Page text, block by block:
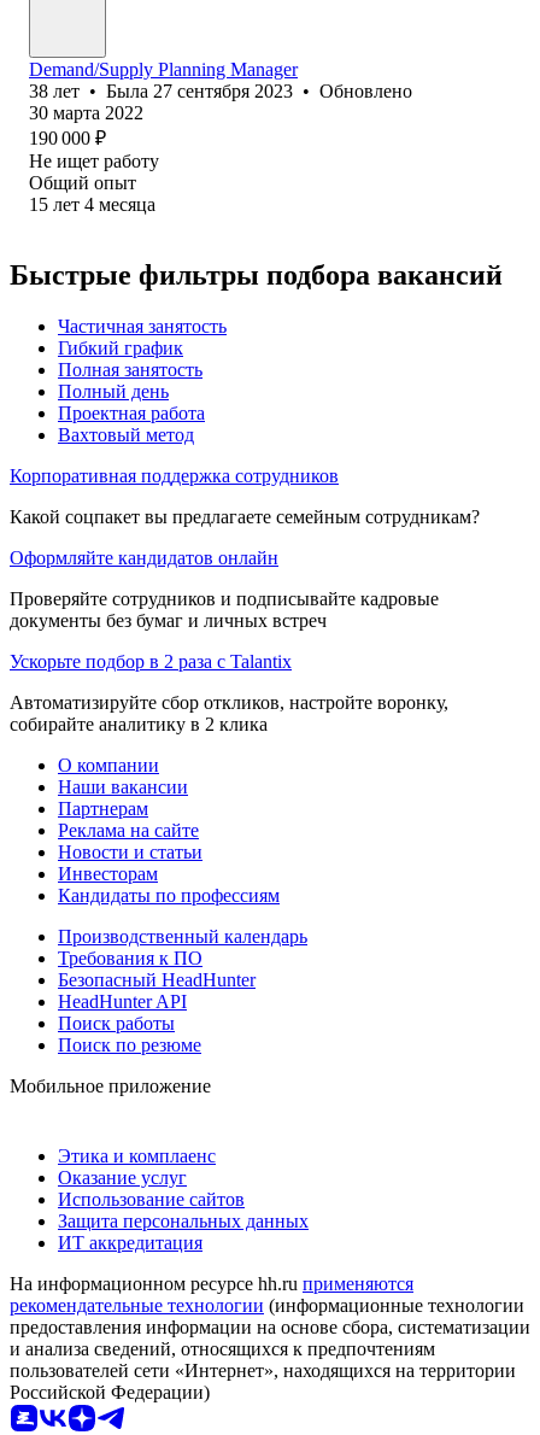
Demand/Supply Planning Manager
38 лет • Была 27 сентября 2023 • Обновлено
30 марта 2022
190 000 ₽
Не ищет работу
Общий опыт
15 лет 4 месяца
Быстрые фильтры подбора вакансий
Частичная занятость
Гибкий график
Полная занятость
Полный день
Проектная работа
Вахтовый метод
Корпоративная поддержка сотрудников
Какой соцпакет вы предлагаете семейным сотрудникам?
Оформляйте кандидатов онлайн
Проверяйте сотрудников и подписывайте кадровые
документы без бумаг и личных встреч
Ускорьте подбор в 2 раза с Talantix
Автоматизируйте сбор откликов, настройте воронку,
собирайте аналитику в 2 клика
О компании
Наши вакансии
Партнерам
Реклама на сайте
Новости и статьи
Инвесторам
Кандидаты по профессиям
Производственный календарь
Требования к ПО
Безопасный HeadHunter
HeadHunter API
Поиск работы
Поиск по резюме
Мобильное приложение
Этика и комплаенс
Оказание услуг
Использование сайтов
Защита персональных данных
ИТ аккредитация
На информационном ресурсе hh.ru применяются
рекомендательные технологии (информационные технологии
предоставления информации на основе сбора, систематизации
и анализа сведений, относящихся к предпочтениям
пользователей сети «Интернет», находящихся на территории
Российской Федерации)